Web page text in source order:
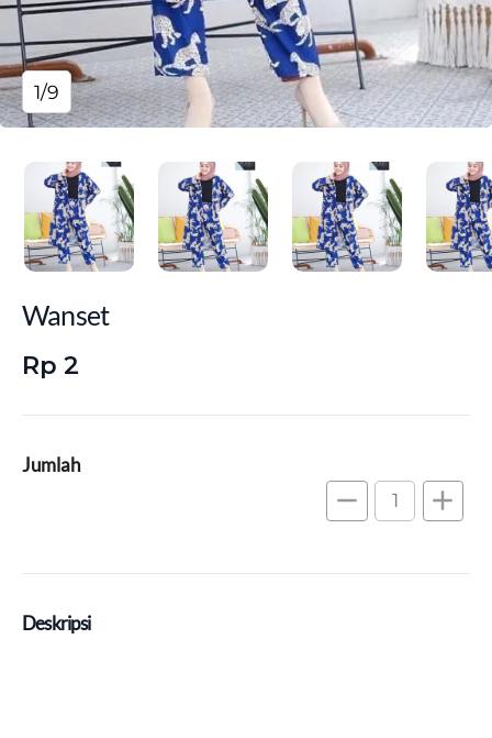
1/9
Wanset
Rp 2
Jumlah
remove add
Deskripsi